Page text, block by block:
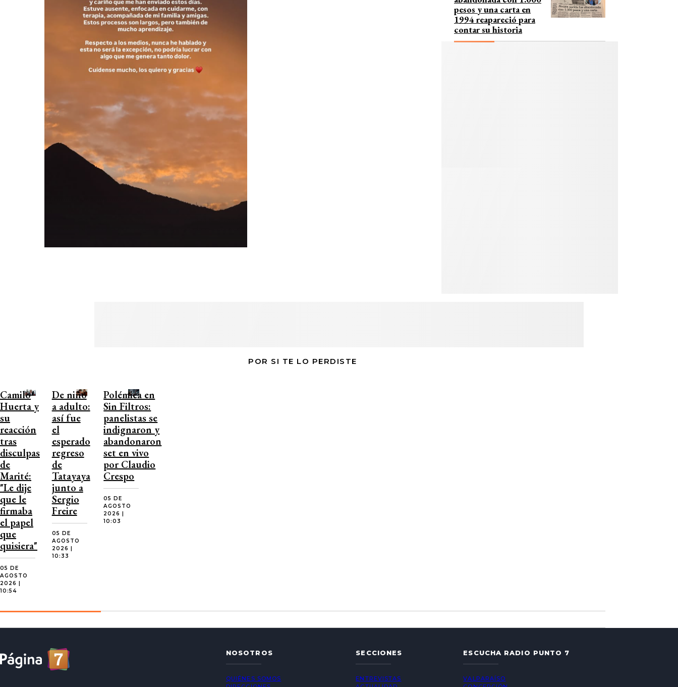
pesos y una carta en
1994 reapareció para
contar su historia
POR SI TE LO PERDISTE
Camilo
Huerta y
su
reacción
tras
disculpas
de
Marité:
"Le dije
que le
firmaba
el papel
que
quisiera"
05 DE
AGOSTO
2026 |
10:54
De niño
a adulto:
así fue
el
esperado
regreso
de
Tatayaya
junto a
Sergio
Freire
05 DE
AGOSTO
2026 |
10:33
Polémica en
Sin Filtros:
panelistas se
indignaron y
abandonaron
set en vivo
por Claudio
Crespo
05 DE
AGOSTO
2026 |
10:03
NOSOTROS
QUIÉNES SOMOS
SECCIONES
ENTREVISTAS
ESCUCHA RADIO PUNTO 7
VALPARAÍSO